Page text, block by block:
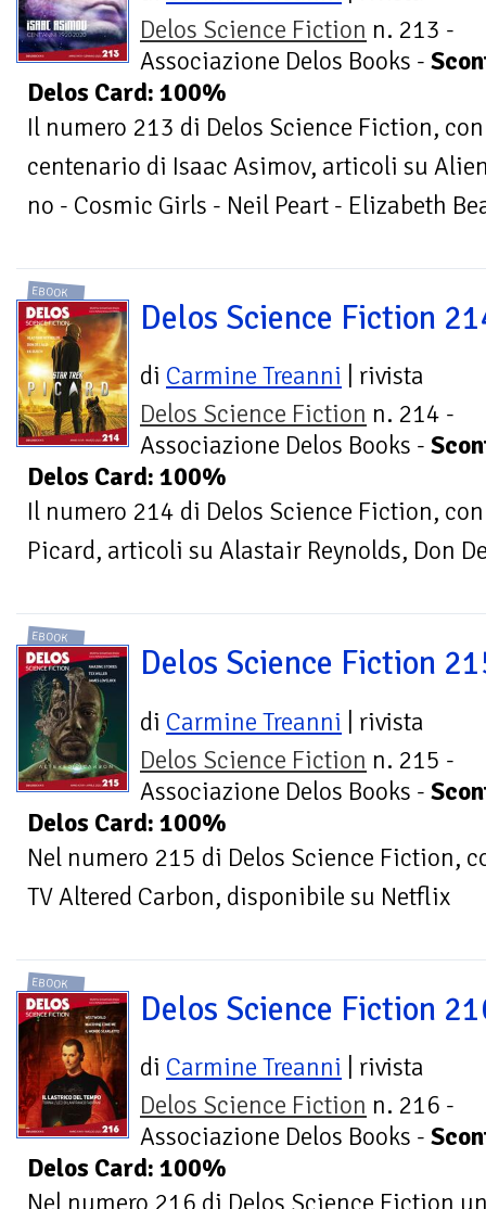
Delos Science Fiction n. 213 -
Associazione Delos Books -
Delos Card: 100%
Il numero 213 di Delos Science Fiction,
centenario di Isaac Asimov, articoli su
no - Cosmic Girls - Neil Peart - Elizabeth
EBOOK
Delos Science Fiction
di Carmine Treanni | rivista
Delos Science Fiction n. 214 -
Associazione Delos Books -
Delos Card: 100%
Il numero 214 di Delos Science Fiction,
Picard, articoli su Alastair Reynolds, Don
EBOOK
Delos Science Fiction
di Carmine Treanni | rivista
Delos Science Fiction n. 215 -
Associazione Delos Books -
Delos Card: 100%
Nel numero 215 di Delos Science Fiction,
TV Altered Carbon, disponibile su Netflix
EBOOK
Delos Science Fiction
di Carmine Treanni | rivista
Delos Science Fiction n. 216 -
Associazione Delos Books -
Delos Card: 100%